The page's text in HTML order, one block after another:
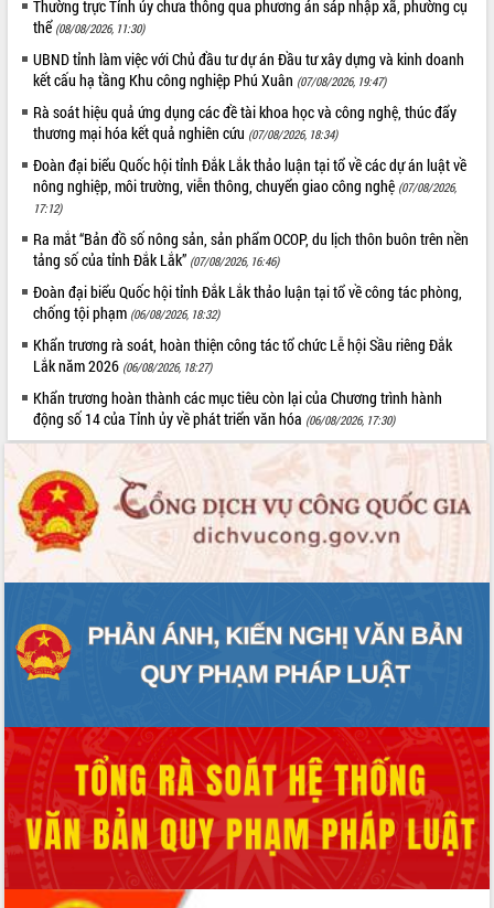
Lắk
Khơi thông điểm nghẽn, đẩy nhanh
giải ngân vốn khắc phục thiên tai
HĐND tỉnh thông qua điều chỉnh Quy
hoạch tỉnh thời kỳ 2021-2030
hoạch tỉnh Đắk Lắk thời kỳ 2021-2030,
tầm nhìn đến năm 2050
Nâng cao hiệu quả hoạt động của các
doanh nghiệp nhà nước
Hội nghị triển khai kết nối mạng
truyền số liệu chuyên dùng phục vụ cơ
quan Đảng, Nhà nước
Lễ phát động chuỗi hoạt động chung
tay làm sạch môi trường
Xã Ea Kar bước chuyển mình trong
công tác cải cách hành chính mô hình
mới
UBND tỉnh họp báo định kỳ tháng 4
năm 2026
Hội thảo khoa học “Giải pháp thúc đẩy
phát triển nền kinh tế xanh tại tỉnh
Đắk Lắk”
Tăng cường giám sát, đôn đốc thực
hàng tuần
Tháo gỡ những vướng mắc, đẩy mạnh
công tác cải cách thủ tục hành chính
công tỉnh
Đắk Lắk: Tôn vinh 46 giải pháp tại Hội
thi Sáng tạo Kỹ thuật 2024 - 2025
Đắk Lắk rà soát, điều chỉnh Đề án 190
về phát triển nuôi trồng thủy sản
Phó Chủ tịch UBND tỉnh Đắk Lắk
Trương Công Thái kiểm tra thực địa
Dự án cao tốc Khánh Hòa - Buôn Ma
Thường trực Tỉnh ủy chưa thông qua phương án sáp nhập xã, phường cụ
thể (08/08/2026, 11:30)
UBND tỉnh làm việc với Chủ đầu tư dự án Đầu tư xây dựng và kinh doanh
kết cấu hạ tầng Khu công nghiệp Phú Xuân (07/08/2026, 19:47)
Rà soát hiệu quả ứng dụng các đề tài khoa học và công nghệ, thúc đẩy
thương mại hóa kết quả nghiên cứu (07/08/2026, 18:34)
Đoàn đại biểu Quốc hội tỉnh Đắk Lắk thảo luận tại tổ về các dự án luật về
nông nghiệp, môi trường, viễn thông, chuyển giao công nghệ (07/08/2026,
17:12)
Ra mắt “Bản đồ số nông sản, sản phẩm OCOP, du lịch thôn buôn trên nền
tảng số của tỉnh Đắk Lắk” (07/08/2026, 16:46)
Đoàn đại biểu Quốc hội tỉnh Đắk Lắk thảo luận tại tổ về công tác phòng,
chống tội phạm (06/08/2026, 18:32)
Khẩn trương rà soát, hoàn thiện công tác tổ chức Lễ hội Sầu riêng Đắk
Lắk năm 2026 (06/08/2026, 18:27)
Khẩn trương hoàn thành các mục tiêu còn lại của Chương trình hành
động số 14 của Tỉnh ủy về phát triển văn hóa (06/08/2026, 17:30)